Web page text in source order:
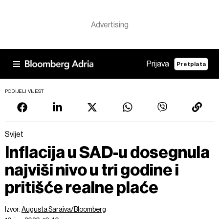
Prijava Pretplata
PODIJELI VIJEST
Svijet
Inflacija u SAD-u dosegnula
najviši nivo u tri godine i
pritišće realne plaće
Izvor:Augusta Saraiva/Bloomberg